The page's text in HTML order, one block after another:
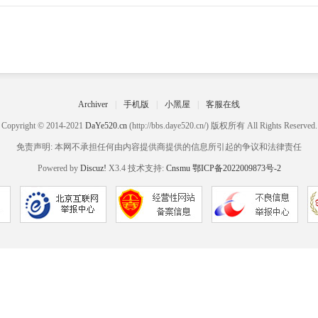
Archiver 手机版 小黑屋 客服在线
Copyright © 2014-2021 DaYe520.cn(http://bbs.daye520.cn/) 版权所有 All Rights Reserved.
免责声明: 本网不承担任何由内容提供商提供的信息所引起的争议和法律责任
Powered by Discuz! X3.4 技术支持: Cnsmu 鄂ICP备2022009873号-2